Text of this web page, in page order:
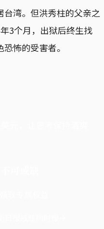
湾。但洪秀柱的父亲之
3个月，出狱后终生找
怖的受害者。